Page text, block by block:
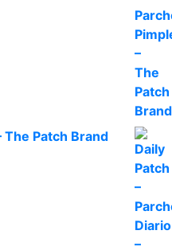
The Patch Brand